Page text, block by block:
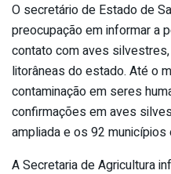
O secretário de Estado de
preocupação em informar a
contato com aves
litorâneas do estado. Até o
contaminação em seres
confirmações em aves
ampliada e os 92
A Secretaria de Agricultura